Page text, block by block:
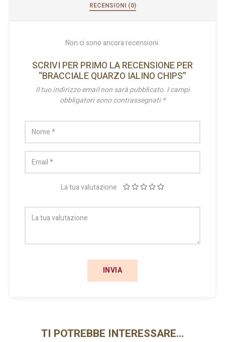
RECENSIONI (0)
Non ci sono ancora recensioni.
SCRIVI PER PRIMO LA RECENSIONE PER
“BRACCIALE QUARZO IALINO CHIPS”
Il tuo indirizzo email non sarà pubblicato. I campi
obbligatori sono contrassegnati*
La tua valutazione
TI POTREBBE INTERESSARE…